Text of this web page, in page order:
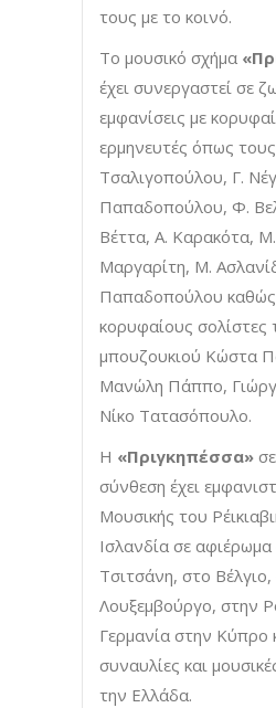
τους με το κοινό.
Το μουσικό σχήμα
έχει συνεργαστεί σε
εμφανίσεις με
ερμηνευτές όπως
Τσαλιγοπούλου, Γ.
Παπαδοπούλου, Φ.
Βέττα, Α. Καρακότα, Μ.
Μαργαρίτη, Μ.
Παπαδοπούλου καθώς
κορυφαίους σολίστες
μπουζουκιού Κώστα
Μανώλη Πάππο,
Νίκο Τατασόπουλο.
Η «Πριγκηπέσσα»
σύνθεση έχει
Μουσικής του
Ισλανδία σε
Τσιτσάνη, στο
Λουξεμβούργο, στην
Γερμανία στην Κύπρο
συναυλίες και
την Ελλάδα.